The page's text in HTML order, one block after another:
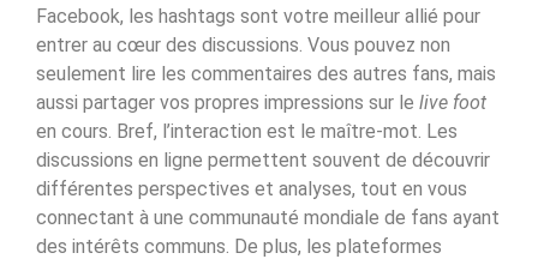
Facebook, les hashtags sont votre meilleur allié pour
entrer au cœur des discussions. Vous pouvez non
seulement lire les commentaires des autres fans, mais
aussi partager vos propres impressions sur le live foot
en cours. Bref, l’interaction est le maître-mot. Les
discussions en ligne permettent souvent de découvrir
différentes perspectives et analyses, tout en vous
connectant à une communauté mondiale de fans ayant
des intérêts communs. De plus, les plateformes